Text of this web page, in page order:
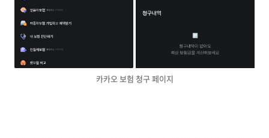
카카오 보험 청구 페이지